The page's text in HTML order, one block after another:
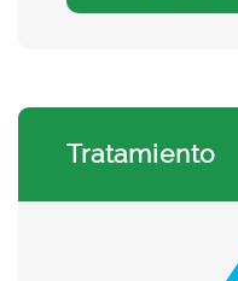
Tratamiento